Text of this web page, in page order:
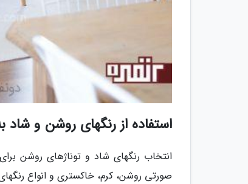
استفاده از رنگهای روشن و
انتخاب رنگهای شاد و توناژهای روشن
صورتی روشن، کرم، خاکستری و انواع